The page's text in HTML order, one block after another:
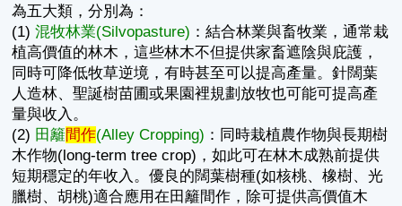
為五大類，分別為：
(1)混牧林業(Silvopasture) ：結合林業與畜牧業，通常栽
植高價值的林木，這些林木不但提供家畜遮陰與庇護，
同時可降低牧草逆境，有時甚至可以提高產量。針闊葉
人造林、聖誕樹苗圃或果園裡規劃放牧也可能可提高產
量與收入。
(2) 田籬間作(Alley Cropping) ：同時栽植農作物與長期樹
木作物(long-term tree crop)，如此可在林木成熟前提供
短期穩定的年收入。優良的闊葉樹種(如核桃、橡樹、光
臘樹、胡桃)適合應用在田籬間作，除可提供高價值木